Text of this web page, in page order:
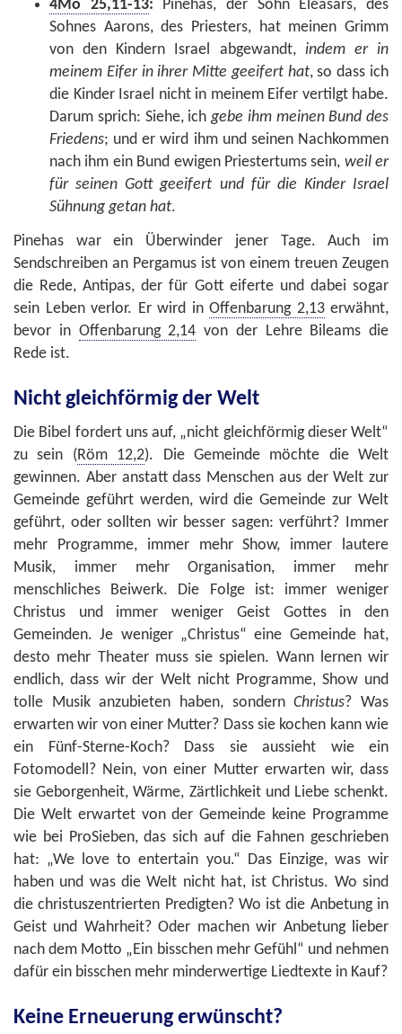
4Mo 25,11-13: Pinehas, der Sohn Eleasars, des
Sohnes Aarons, des Priesters, hat meinen Grimm
von den Kindern Israel abgewandt, indem er in
meinem Eifer in ihrer Mitte geeifert hat, so dass ich
die Kinder Israel nicht in meinem Eifer vertilgt habe.
Darum sprich: Siehe, ichgebe ihm meinen Bund des
Friedens; und er wird ihm und seinen Nachkommen
nach ihm ein Bund ewigen Priestertums sein, weil er
für seinen Gott geeifert und für die Kinder Israel
Sühnung getan hat.
Pinehas war ein Überwinder jener Tage. Auch im
Sendschreiben an Pergamus ist von einem treuen Zeugen
die Rede, Antipas, der für Gott eiferte und dabei sogar
sein Leben verlor. Er wird in Offenbarung 2,13erwähnt,
bevor in Offenbarung 2,14 von der Lehre Bileams die
Rede ist.
Nicht gleichförmig der Welt
Die Bibel fordert uns auf, „nicht gleichförmig dieser Welt“
zu sein (Röm 12,2). Die Gemeinde möchte die Welt
gewinnen. Aber anstatt dass Menschen aus der Welt zur
Gemeinde geführt werden, wird die Gemeinde zur Welt
geführt, oder sollten wir besser sagen: verführt? Immer
mehr Programme, immer mehr Show, immer lautere
Musik, immer mehr Organisation, immer mehr
menschliches Beiwerk. Die Folge ist: immer weniger
Christus und immer weniger Geist Gottes in den
Gemeinden. Je weniger „Christus“ eine Gemeinde hat,
desto mehr Theater muss sie spielen. Wann lernen wir
endlich, dass wir der Welt nicht Programme, Show und
tolle Musik anzubieten haben, sondernChristus? Was
erwarten wir von einer Mutter? Dass sie kochen kann wie
ein Fünf-Sterne-Koch? Dass sie aussieht wie ein
Fotomodell? Nein, von einer Mutter erwarten wir, dass
sie Geborgenheit, Wärme, Zärtlichkeit und Liebe schenkt.
Die Welt erwartet von der Gemeinde keine Programme
wie bei ProSieben, das sich auf die Fahnen geschrieben
hat: „We love to entertain you.“ Das Einzige, was wir
haben und was die Welt nicht hat, ist Christus. Wo sind
die christuszentrierten Predigten? Wo ist die Anbetung in
Geist und Wahrheit? Oder machen wir Anbetung lieber
nach dem Motto „Ein bisschen mehr Gefühl“ und nehmen
dafür ein bisschen mehr minderwertige Liedtexte in Kauf?
Keine Erneuerung erwünscht?